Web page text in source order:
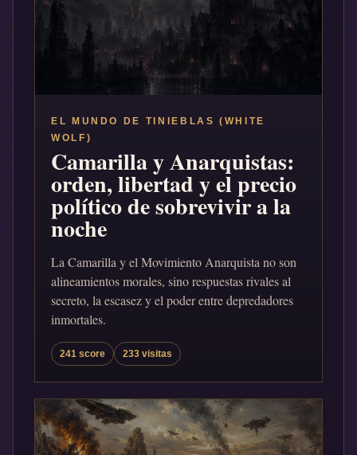
EL MUNDO DE TINIEBLAS (WHITE
WOLF)
Camarilla y Anarquistas:
orden, libertad y el precio
político de sobrevivir a la
noche
La Camarilla y el Movimiento Anarquista no son
alineamientos morales, sino respuestas rivales al
secreto, la escasez y el poder entre depredadores
inmortales.
241 score 233 visitas